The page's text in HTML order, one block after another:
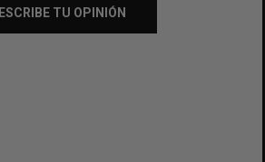
ESCRIBE TU OPINIÓN